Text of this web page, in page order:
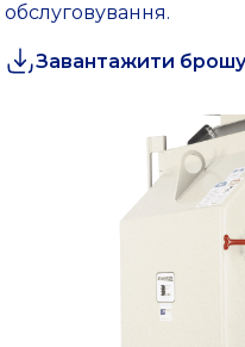
обслуговування.
Завантажити